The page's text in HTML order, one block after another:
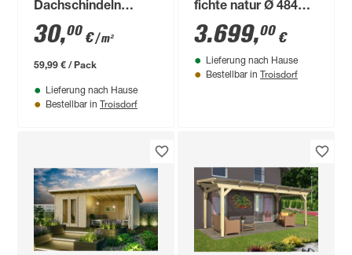
Dachschindeln
schwarz 30 x 100 cm
30,00 €/ m²
59,99 € / Pack
Lieferung nach Hause
Bestellbar in Troisdorf
fichte natur Ø 484
cm
3.699,00 €
Lieferung nach Hause
Bestellbar in Troisdorf